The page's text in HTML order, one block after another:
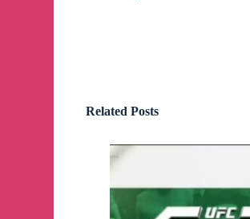
¡Atención a todos los
productos o servicios, ¡es tu
Contrata publicidad
alcanza nuevos clientes
Escríbeme @araque9604
💪
Related Posts